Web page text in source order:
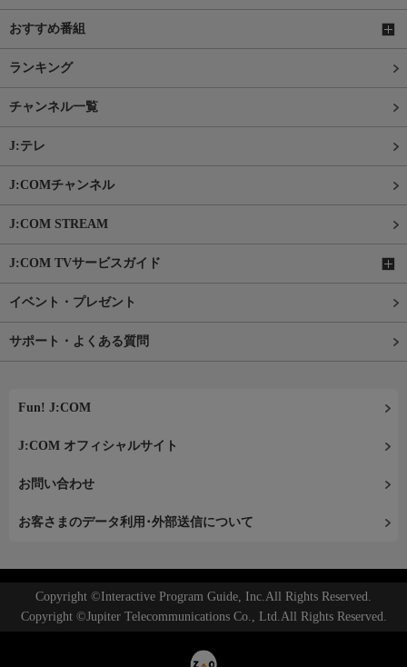
おすすめ番組
ランキング
チャンネル一覧
J:テレ
J:COMチャンネル
J:COM STREAM
J:COM TVサービスガイド
イベント・プレゼント
サポート・よくある質問
Fun! J:COM
J:COM オフィシャルサイト
お問い合わせ
お客さまのデータ利用･外部送信について
Copyright ©Interactive Program Guide, Inc.All Rights Reserved.
Copyright ©Jupiter Telecommunications Co., Ltd.All Rights Reserved.